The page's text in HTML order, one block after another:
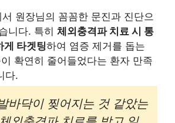
원장님의 꼼꼼한 문진과 진단으
니다. 특히 체외충격파 치료 시 통
게 타겟팅하여 염증 제거를 돕는
확연히 줄어들었다는 환자 만족
다.
바닥이 찢어지는 것 같았는